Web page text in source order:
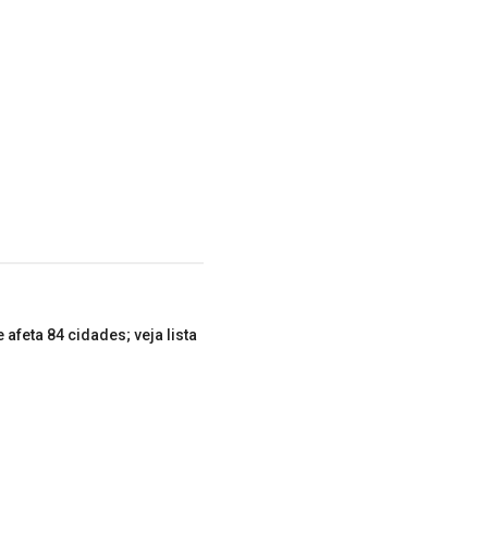
afeta 84 cidades; veja lista